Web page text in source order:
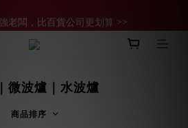
老闆，比百貨公司更划算 >>
老闆，比百貨公司更划算 >>
微波爐｜水波爐
商品排序